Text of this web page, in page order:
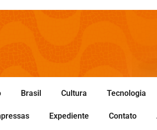
Brasil Cultura Tecnologia
Expediente Contato